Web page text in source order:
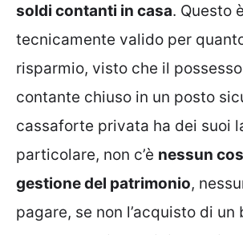
soldi contanti in casa. Questo
tecnicamente valido per
risparmio, visto che il
contante chiuso in un posto
cassaforte privata ha dei suoi
particolare, non c’è nessun
gestione del patrimonio,
pagare, se non l’acquisto di un